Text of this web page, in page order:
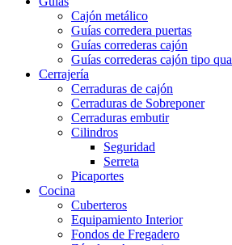
Cajón metálico
Guías corredera puertas
Guías correderas cajón
Guías correderas cajón tipo
Cerrajería
Cerraduras de cajón
Cerraduras de Sobreponer
Cerraduras embutir
Cilindros
Seguridad
Serreta
Picaportes
Cocina
Cuberteros
Equipamiento Interior
Fondos de Fregadero